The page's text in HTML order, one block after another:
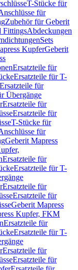
T-Stücke für
für
Zubehör für Geberit
FittingsAbdeckungen
Sets
KupferGeberit
Ersatzteile für
Ersatzteile für T-
Ersatzteile für
Übergänge
Ersatzteile für
Ersatzteile für
T-Stücke für
für
Geberit Mapress
Ersatzteile für
Ersatzteile für T-
Ersatzteile für
Ersatzteile für
Geberit Mapress
Kupfer, FKM
Ersatzteile für
Ersatzteile für T-
Ersatzteile für
Ersatzteile für